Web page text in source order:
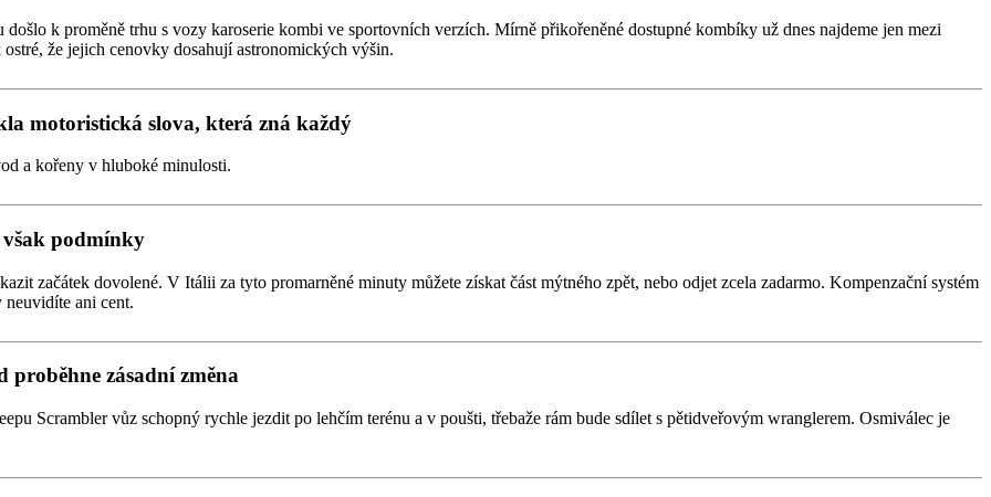
k proměně trhu s vozy karoserie kombi ve sportovních verzích. Mírně přikořeněné dostupné kombíky už dnes najdeme jen mezi
že jejich cenovky dosahují astronomických výšin.
motoristická slova, která zná každý
a kořeny v hluboké minulosti.
podmínky
začátek dovolené. V Itálii za tyto promarněné minuty můžete získat část mýtného zpět, nebo odjet zcela zadarmo. Kompenzační systém
ani cent.
proběhne zásadní změna
Scrambler vůz schopný rychle jezdit po lehčím terénu a v poušti, třebaže rám bude sdílet s pětidveřovým wranglerem. Osmiválec je